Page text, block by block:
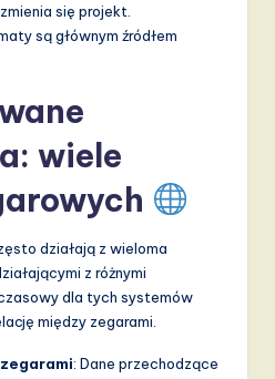
się projekt.
są głównym źródłem
wiele
działają z wieloma
z różnymi
dla tych systemów
między zegarami.
: Dane przechodzące